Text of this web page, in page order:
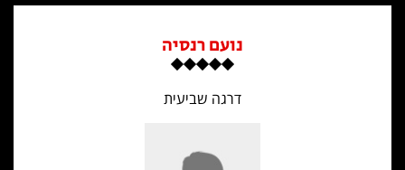
נועם רנסיה
דרגה שביעית